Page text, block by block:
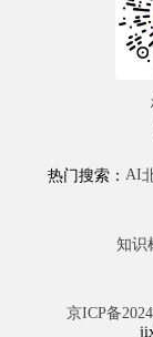
热门搜索： AI
知识
京ICP备